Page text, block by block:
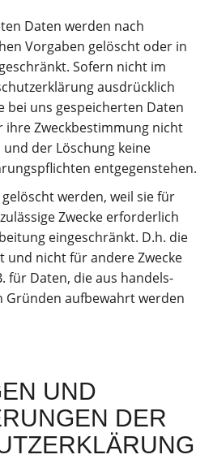
Daten werden nach
Vorgaben gelöscht oder in
Sofern nicht im
ausdrücklich
bei uns gespeicherten Daten
ihre Zweckbestimmung nicht
der Löschung keine
entgegenstehen.
werden, weil sie für
Zwecke erforderlich
eingeschränkt. D.h. die
und nicht für andere Zwecke
für Daten, die aus handels-
aufbewahrt werden
UND
DER